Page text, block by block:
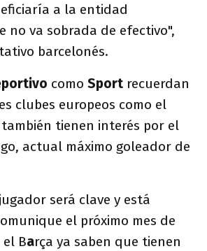
a la entidad
no va sobrada de efectivo",
barcelonés.
como Sport recuerdan
clubes europeos como el
tienen interés por el
actual máximo goleador de
será clave y está
el próximo mes de
Barça ya saben que tienen